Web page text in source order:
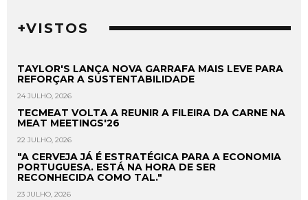
+VISTOS
TAYLOR'S LANÇA NOVA GARRAFA MAIS LEVE PARA
REFORÇAR A SUSTENTABILIDADE
24 JULHO, 2026
TECMEAT VOLTA A REUNIR A FILEIRA DA CARNE NA
MEAT MEETINGS'26
22 JULHO, 2026
"A CERVEJA JÁ É ESTRATÉGICA PARA A ECONOMIA
PORTUGUESA. ESTÁ NA HORA DE SER
RECONHECIDA COMO TAL."
23 JULHO, 2026